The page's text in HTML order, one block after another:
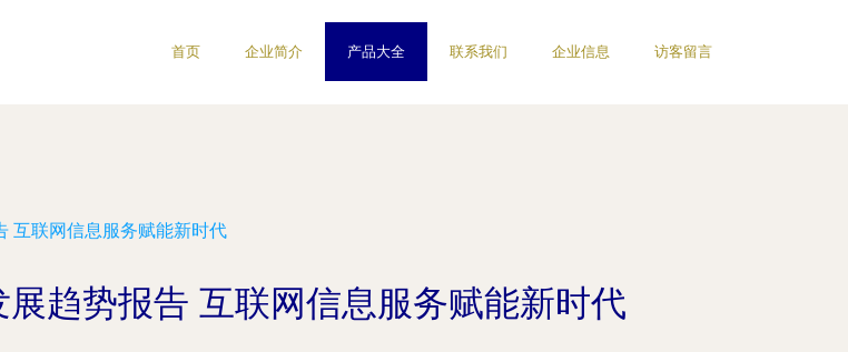
首页 企业简介 产品大全 联系我们 企业信息 访客留言
互联网信息服务赋能新时代
趋势报告 互联网信息服务赋能新时代